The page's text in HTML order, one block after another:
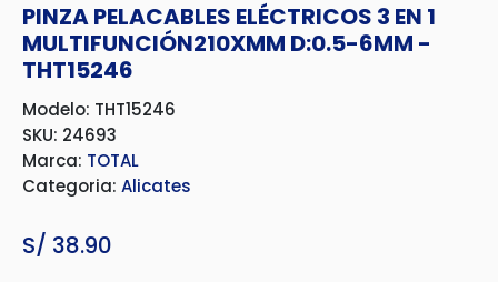
PINZA PELACABLES ELÉCTRICOS 3 EN 1
MULTIFUNCIÓN210XMM D:0.5-6MM -
THT15246
Modelo: THT15246
SKU: 24693
Marca: TOTAL
Categoria: Alicates
S/ 38.90